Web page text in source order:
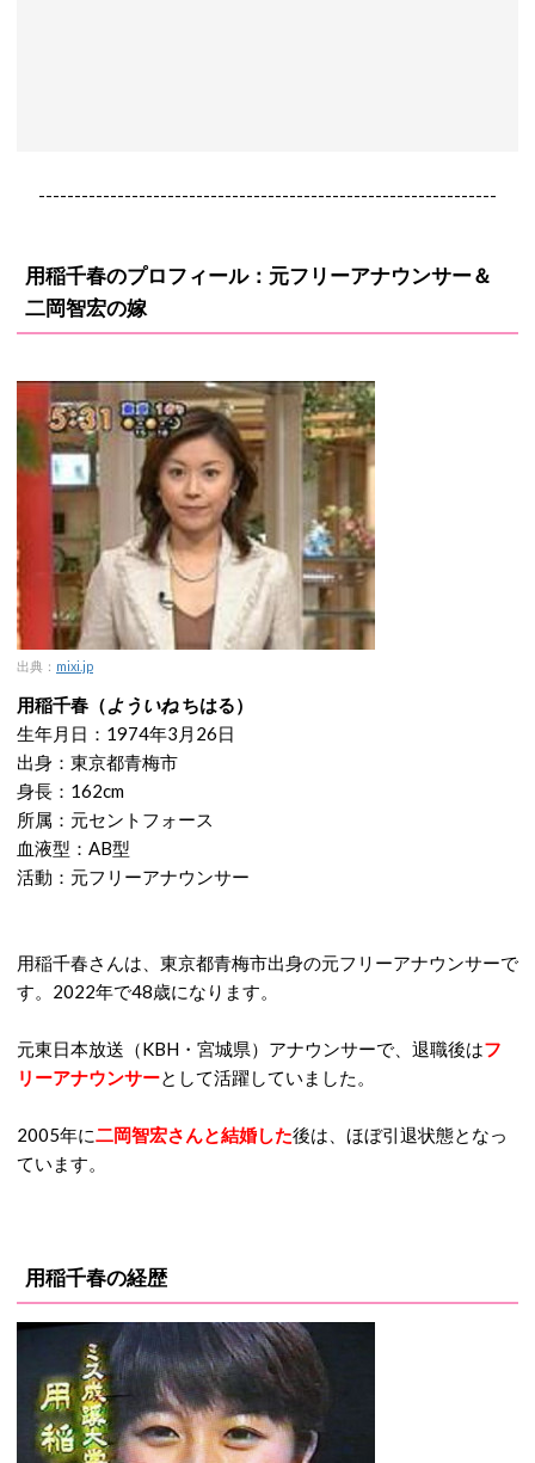
----------------------------------------------------------------
用稲千春のプロフィール：元フリーアナウンサー＆
二岡智宏の嫁
出典： mixi.jp
用稲千春（よういねちはる）
生年月日：1974年3月26日
出身：東京都青梅市
身長：162cm
所属：元セントフォース
血液型：AB型
活動：元フリーアナウンサー
用稲千春さんは、東京都青梅市出身の元フリーアナウンサーで
す。2022年で48歳になります。
元東日本放送（KBH・宮城県）アナウンサーで、退職後はフ
リーアナウンサーとして活躍していました。
2005年に二岡智宏さんと結婚した後は、ほぼ引退状態となっ
ています。
用稲千春の経歴